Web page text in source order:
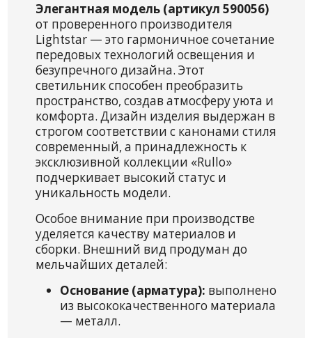
Элегантная модель (артикул 590056)
от проверенного производителя
Lightstar — это гармоничное сочетание
передовых технологий освещения и
безупречного дизайна. Этот
светильник способен преобразить
пространство, создав атмосферу уюта и
комфорта. Дизайн изделия выдержан в
строгом соответствии с канонами стиля
современный, а принадлежность к
эксклюзивной коллекции «Rullo»
подчеркивает высокий статус и
уникальность модели.
Особое внимание при производстве
уделяется качеству материалов и
сборки. Внешний вид продуман до
мельчайших деталей:
Основание (арматура): выполнено
из высококачественного материала
— металл.